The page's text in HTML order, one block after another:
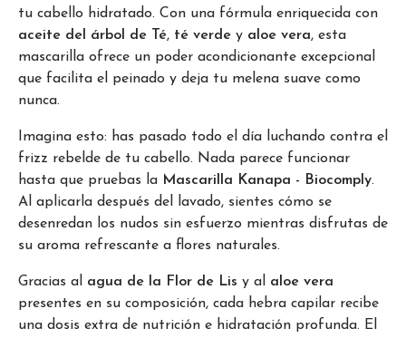
tu cabello hidratado. Con una fórmula enriquecida con
aceite del árbol de Té, té verde y aloe vera, esta
mascarilla ofrece un poder acondicionante excepcional
que facilita el peinado y deja tu melena suave como
nunca.
Imagina esto: has pasado todo el día luchando contra el
frizz rebelde de tu cabello. Nada parece funcionar
hasta que pruebas la Mascarilla Kanapa - Biocomply.
Al aplicarla después del lavado, sientes cómo se
desenredan los nudos sin esfuerzo mientras disfrutas de
su aroma refrescante a flores naturales.
Gracias al agua de la Flor de Lis y al aloe vera
presentes en su composición, cada hebra capilar recibe
una dosis extra de nutrición e hidratación profunda. El